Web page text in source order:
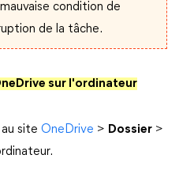
condition de
de la tâche.
sur l'ordinateur
site OneDrive > Dossier >